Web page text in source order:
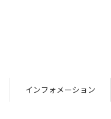
インフォメーション